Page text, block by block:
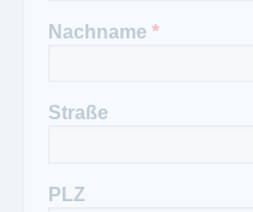
Nachname *
Straße
PLZ